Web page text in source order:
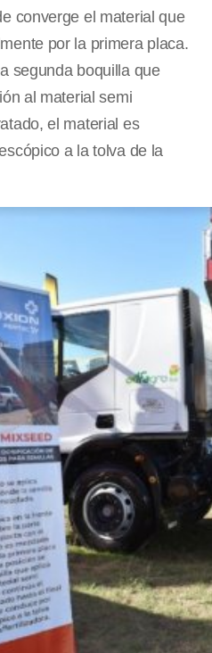
converge el material que
por la primera placa.
segunda boquilla que
al material semi
el material es
a la tolva de la